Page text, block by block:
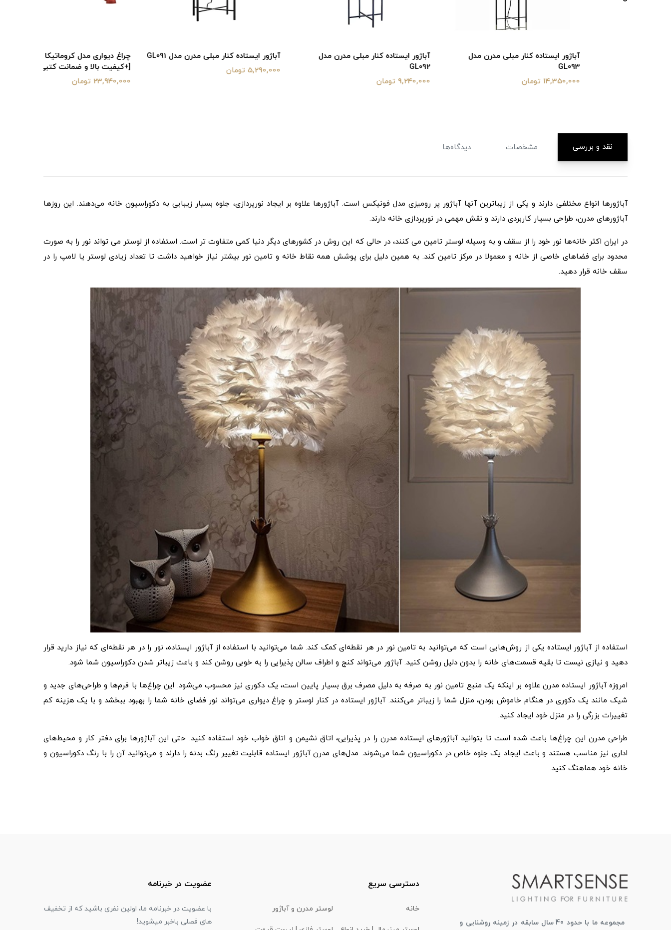
آباژور ایستاده کنار مبلی مدرن مدل
آباژور ایستاده کنار مبلی مدرن مدل
آباژور ایستاده کنار مبلی مدرن مدل GL091
چراغ دیواری مدل کروماتیکا KS0134
[+کیفیت بالا و ضمانت کتبی]
نقد و بررسی مشخصات دیدگاه‌ها
آباژورها انواع مختلفی دارند و یکی از زیباترین آنها آباژور پر رومیزی مدل فونیکس است. آباژورها علاوه بر ایجاد نورپردازی، جلوه بسیار زیبایی به دکوراسیون خانه می‌دهند. این روزها
آباژورهای مدرن، طراحی بسیار کاربردی دارند و نقش مهمی در نورپردازی خانه دارند.
در ایران اکثر خانه‌ها نور خود را از سقف و به وسیله لوستر تامین می کنند، در حالی که این روش در کشورهای دیگر دنیا کمی متفاوت تر است. استفاده از لوستر می تواند نور را به صورت
محدود برای فضاهای خاصی از خانه و معمولا در مرکز تامین کند. به همین دلیل برای پوشش همه نقاط خانه و تامین نور بیشتر نیاز خواهید داشت تا تعداد زیادی لوستر یا لامپ را در
سقف خانه قرار دهید.
استفاده از آباژور ایستاده یکی از روش‌هایی است که می‌توانید به تامین نور در هر نقطه‌ای کمک کند. شما می‌توانید با استفاده از آباژور ایستاده، نور را در هر نقطه‌ای که نیاز دارید قرار
دهید و نیازی نیست تا بقیه قسمت‌های خانه را بدون دلیل روشن کنید. آباژور می‌تواند کنج و اطراف سالن پذیرایی را به خوبی روشن کند و باعث زیباتر شدن دکوراسیون شما شود.
امروزه آباژور ایستاده مدرن علاوه بر اینکه یک منبع تامین نور به صرفه به دلیل مصرف برق بسیار پایین است، یک دکوری نیز محسوب می‌شود. این چراغ‌ها با فرم‌ها و طراحی‌های جدید و
شیک مانند یک دکوری در هنگام خاموش بودن، منزل شما را زیباتر می‌کنند. آباژور ایستاده در کنار لوستر و چراغ دیواری می‌تواند نور فضای خانه شما را بهبود ببخشد و با یک هزینه کم
تغییرات بزرگی را در منزل خود ایجاد کنید.
طراحی مدرن این چراغ‌ها باعث شده است تا بتوانید آباژورهای ایستاده مدرن را در پذیرایی، اتاق نشیمن و اتاق خواب خود استفاده کنید. حتی این آباژورها برای دفتر کار و محیط‌های
اداری نیز مناسب هستند و باعث ایجاد یک جلوه خاص در دکوراسیون شما می‌شوند. مدل‌های مدرن آباژور ایستاده قابلیت تغییر رنگ بدنه را دارند و می‌توانید آن را با رنگ دکوراسیون و
خانه خود هماهنگ کنید.
مجموعه ما با حدود 40 سال سابقه در زمینه روشنایی و
دسترسی سریع
خانه لوستر مدرن و آباژور
عضویت در خبرنامه
با عضویت در خبرنامه ما، اولین نفری باشید که از تخفیف
های فصلی باخبر میشوید!